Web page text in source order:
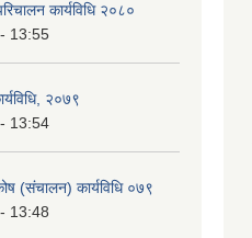
कार्यविधि २०८०
13:55
२०७९
13:54
(संचालन) कार्यविधि ०७९
13:48